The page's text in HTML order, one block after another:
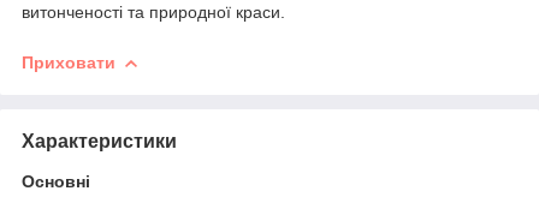
витонченості та природної краси.
Приховати
Характеристики
Основні